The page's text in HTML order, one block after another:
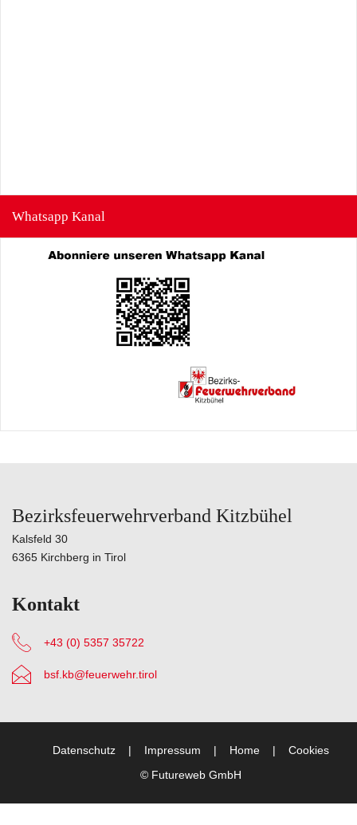
Whatsapp Kanal
Bezirksfeuerwehrverband Kitzbühel
Kalsfeld 30
6365 Kirchberg in Tirol
Kontakt
+43 (0) 5357 35722
bsf.kb@feuerwehr.tirol
© Futureweb GmbH
Datenschutz Impressum Home Cookies